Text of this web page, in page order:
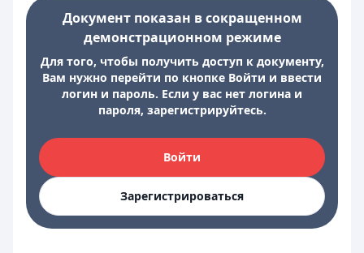
Документ показан в сокращенном
демонстрационном режиме
Для того, чтобы получить доступ к документу,
Вам нужно перейти по кнопке Войти и ввести
логин и пароль. Если у вас нет логина и
пароля, зарегистрируйтесь.
Войти
Зарегистрироваться